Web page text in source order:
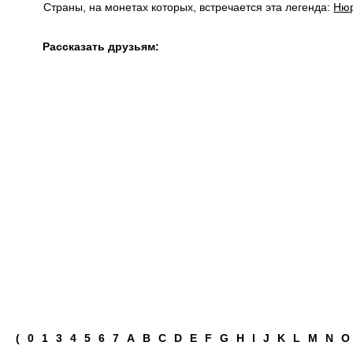
Страны, на монетах которых, встречается эта легенда:
Рассказать друзьям:
( 0 1 3 4 5 6 7 A B C D E F G H I J K L M N O